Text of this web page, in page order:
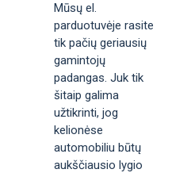
Mūsų el.
parduotuvėje rasite
tik pačių geriausių
gamintojų
padangas. Juk tik
šitaip galima
užtikrinti, jog
kelionėse
automobiliu būtų
aukščiausio lygio